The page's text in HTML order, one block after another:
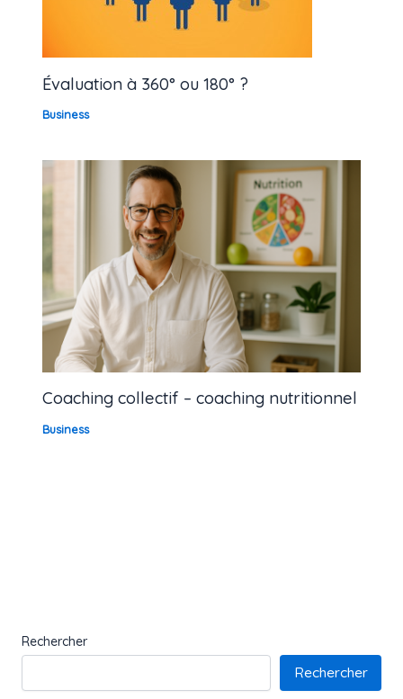
Évaluation à 360° ou 180° ?
Business
Coaching collectif – coaching nutritionnel
Business
Rechercher
Rechercher